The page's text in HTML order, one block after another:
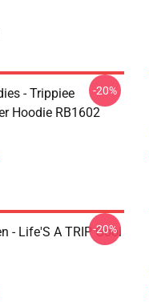
- Trippiee
Hoodie RB1602
-20%
- Life'S A TRIP Gooi
-20%